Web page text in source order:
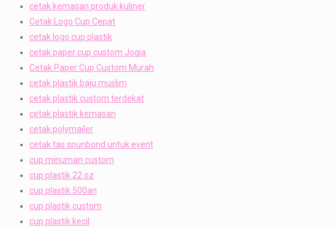
cetak kemasan produk kuliner
Cetak Logo Cup Cepat
cetak logo cup plastik
cetak paper cup custom Jogja
Cetak Paper Cup Custom Murah
cetak plastik baju muslim
cetak plastik custom terdekat
cetak plastik kemasan
cetak polymailer
cetak tas spunbond untuk event
cup minuman custom
cup plastik 22 oz
cup plastik 500an
cup plastik custom
cup plastik kecil